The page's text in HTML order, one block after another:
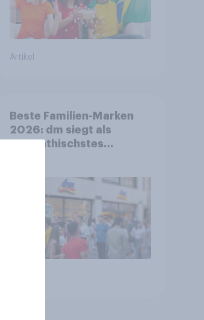
Artikel
Beste Familien-Marken
2026: dm siegt als
sympathischstes